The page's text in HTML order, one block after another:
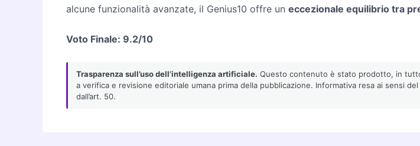
alcune funzionalità avanzate, il Genius10 offre un eccezionale equilibrio tra
Voto Finale: 9.2/10
Trasparenza sull’uso dell’intelligenza artificiale. Questo contenuto è stato prodotto, in
a verifica e revisione editoriale umana prima della pubblicazione. Informativa resa ai sensi
dall’art. 50.